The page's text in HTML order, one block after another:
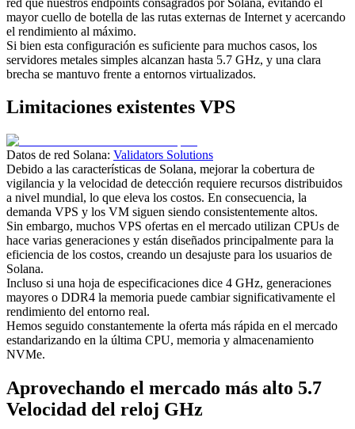
mayor cuello de botella de las rutas externas de Internet y acercando
el rendimiento al máximo.
Si bien esta configuración es suficiente para muchos casos, los
servidores metales simples alcanzan hasta 5.7 GHz, y una clara
brecha se mantuvo frente a entornos virtualizados.
Limitaciones existentes VPS
Datos de red Solana: Validators Solutions
Debido a las características de Solana, mejorar la cobertura de
vigilancia y la velocidad de detección requiere recursos distribuidos
a nivel mundial, lo que eleva los costos. En consecuencia, la
demanda VPS y los VM siguen siendo consistentemente altos.
Sin embargo, muchos VPS ofertas en el mercado utilizan CPUs de
hace varias generaciones y están diseñados principalmente para la
eficiencia de los costos, creando un desajuste para los usuarios de
Solana.
Incluso si una hoja de especificaciones dice 4 GHz, generaciones
mayores o DDR4 la memoria puede cambiar significativamente el
rendimiento del entorno real.
Hemos seguido constantemente la oferta más rápida en el mercado
estandarizando en la última CPU, memoria y almacenamiento
NVMe.
Aprovechando el mercado más alto 5.7
Velocidad del reloj GHz